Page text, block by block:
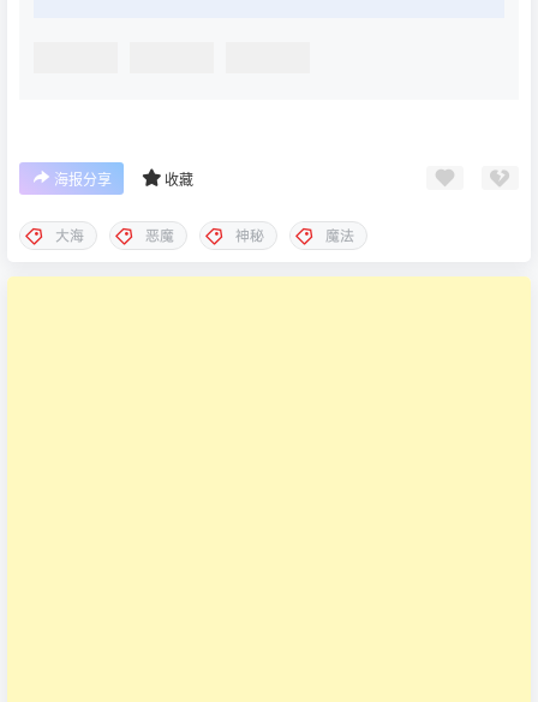
海报分享 收藏
大海 恶魔 神秘 魔法